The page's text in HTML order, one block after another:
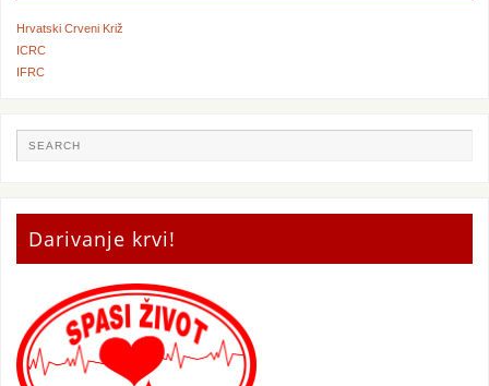
Hrvatski Crveni Križ
ICRC
IFRC
Darivanje krvi!